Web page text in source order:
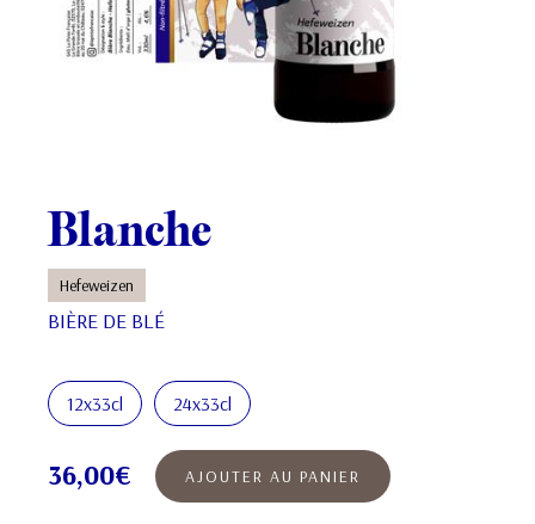
Blanche
Hefeweizen
BIÈRE DE BLÉ
12x33cl 24x33cl
36,00€